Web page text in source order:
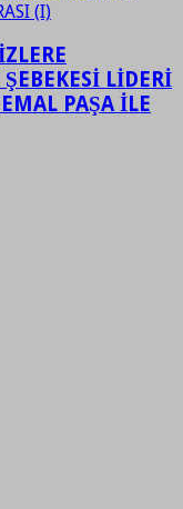
LİDERİ
PAŞA İLE